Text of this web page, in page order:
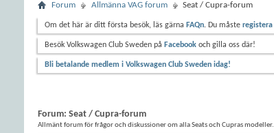
Forum Allmänna VAG forum Seat / Cupra-forum
Om det här är ditt första besök, läs gärna FAQn. Du måste registera
Besök Volkswagen Club Sweden på Facebook och gilla oss där!
Bli betalande medlem i Volkswagen Club Sweden idag!
Forum: Seat / Cupra-forum
Allmänt forum för frågor och diskussioner om alla Seats och Cupras modeller.